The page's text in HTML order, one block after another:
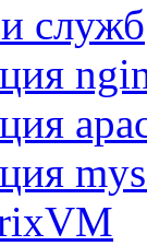
служб